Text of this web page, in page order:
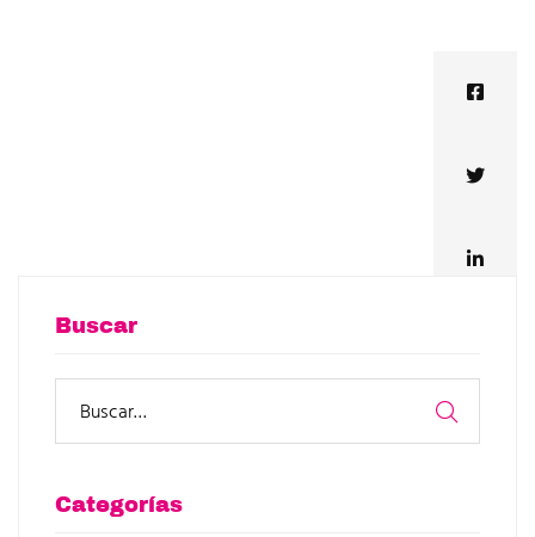
Buscar
Categorías